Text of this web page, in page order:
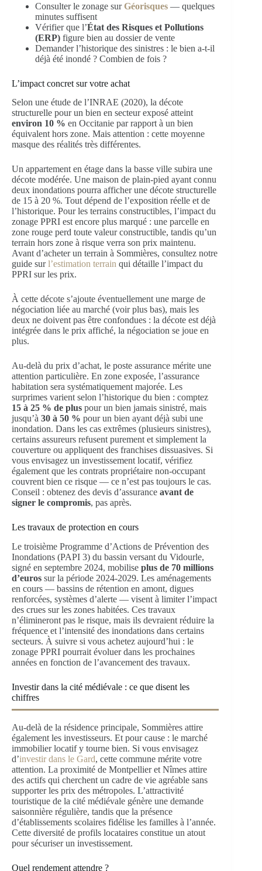
Consulter le zonage surGéorisques — quelques
minutes suffisent
Vérifier que l’État des Risques et Pollutions
(ERP) figure bien au dossier de vente
Demander l’historique des sinistres : le bien a-t-il
déjà été inondé ? Combien de fois ?
L’impact concret sur votre achat
Selon une étude de l’INRAE (2020), la décote
structurelle pour un bien en secteur exposé atteint
environ 10 % en Occitanie par rapport à un bien
équivalent hors zone. Mais attention : cette moyenne
masque des réalités très différentes.
Un appartement en étage dans la basse ville subira une
décote modérée. Une maison de plain-pied ayant connu
deux inondations pourra afficher une décote structurelle
de 15 à 20 %. Tout dépend de l’exposition réelle et de
l’historique. Pour les terrains constructibles, l’impact du
zonage PPRI est encore plus marqué : une parcelle en
zone rouge perd toute valeur constructible, tandis qu’un
terrain hors zone à risque verra son prix maintenu.
Avant d’acheter un terrain à Sommières, consultez notre
guide surl’estimation terrain qui détaille l’impact du
PPRI sur les prix.
À cette décote s’ajoute éventuellement une marge de
négociation liée au marché (voir plus bas), mais les
deux ne doivent pas être confondues : la décote est déjà
intégrée dans le prix affiché, la négociation se joue en
plus.
Au-delà du prix d’achat, le poste assurance mérite une
attention particulière. En zone exposée, l’assurance
habitation sera systématiquement majorée. Les
surprimes varient selon l’historique du bien : comptez
15 à 25 % de plus pour un bien jamais sinistré, mais
jusqu’à 30 à 50 % pour un bien ayant déjà subi une
inondation. Dans les cas extrêmes (plusieurs sinistres),
certains assureurs refusent purement et simplement la
couverture ou appliquent des franchises dissuasives. Si
vous envisagez un investissement locatif, vérifiez
également que les contrats propriétaire non-occupant
couvrent bien ce risque — ce n’est pas toujours le cas.
Conseil : obtenez des devis d’assurance avant de
signer le compromis, pas après.
Les travaux de protection en cours
Le troisième Programme d’Actions de Prévention des
Inondations (PAPI 3) du bassin versant du Vidourle,
signé en septembre 2024, mobilise plus de 70 millions
d’euros sur la période 2024-2029. Les aménagements
en cours — bassins de rétention en amont, digues
renforcées, systèmes d’alerte — visent à limiter l’impact
des crues sur les zones habitées. Ces travaux
n’élimineront pas le risque, mais ils devraient réduire la
fréquence et l’intensité des inondations dans certains
secteurs. À suivre si vous achetez aujourd’hui : le
zonage PPRI pourrait évoluer dans les prochaines
années en fonction de l’avancement des travaux.
Investir dans la cité médiévale : ce que disent les
chiffres
Au-delà de la résidence principale, Sommières attire
également les investisseurs. Et pour cause : le marché
immobilier locatif y tourne bien. Si vous envisagez
d’investir dans le Gard, cette commune mérite votre
attention. La proximité de Montpellier et Nîmes attire
des actifs qui cherchent un cadre de vie agréable sans
supporter les prix des métropoles. L’attractivité
touristique de la cité médiévale génère une demande
saisonnière régulière, tandis que la présence
d’établissements scolaires fidélise les familles à l’année.
Cette diversité de profils locataires constitue un atout
pour sécuriser un investissement.
Quel rendement attendre ?